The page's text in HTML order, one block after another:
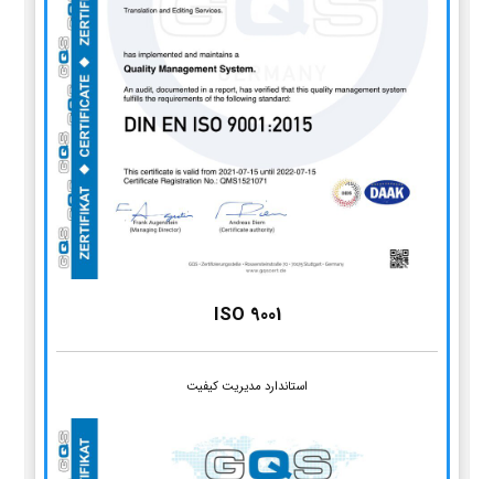
ISO 9001
استاندارد مدیریت کیفیت